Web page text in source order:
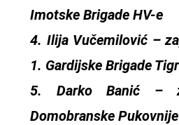
Imotske Brigade HV-e
4. Ilija Vučemilović –
1. Gardijske Brigade
5. Darko Banić –
Domobranske Pukovnije